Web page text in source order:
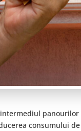
consumului